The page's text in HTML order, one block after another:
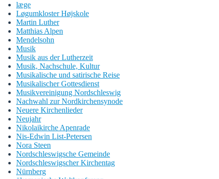
læge
Løgumkloster Højskole
Martin Luther
Matthias Alpen
Mendelsohn
Musik
Musik aus der Lutherzeit
Musik, Nachschule, Kultur
Musikalische und satirische Reise
Musikalischer Gottesdienst
Musikvereinigung Nordschleswig
Nachwahl zur Nordkirchensynode
Neuere Kirchenlieder
Neujahr
Nikolaikirche Apenrade
Nis-Edwin List-Petersen
Nora Steen
Nordschleswigsche Gemeinde
Nordschleswigscher Kirchentag
Nürnberg